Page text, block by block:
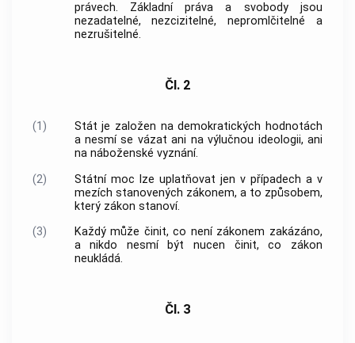
právech. Základní práva a svobody jsou
nezadatelné, nezcizitelné, nepromlčitelné a
nezrušitelné.
Čl. 2
(1)
Stát je založen na demokratických hodnotách
a nesmí se vázat ani na výlučnou ideologii, ani
na náboženské vyznání.
(2)
Státní moc lze uplatňovat jen v případech a v
mezích stanovených zákonem, a to způsobem,
který zákon stanoví.
(3)
Každý může činit, co není zákonem zakázáno,
a nikdo nesmí být nucen činit, co zákon
neukládá.
Čl. 3